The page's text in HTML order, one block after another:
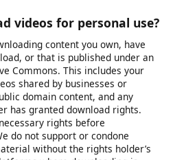
чтобы сохранить файл.
видео?
и мы не храним скачанные
videos for personal use?